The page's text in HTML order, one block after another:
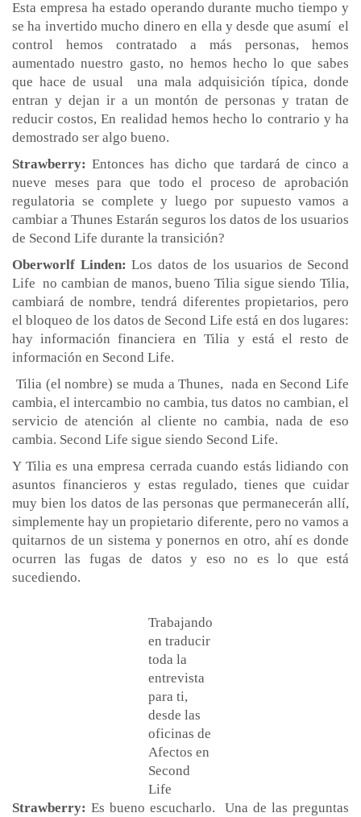
Esta empresa ha estado operando durante mucho tiempo y
se ha invertido mucho dinero en ella y desde que asumí el
control hemos contratado a más personas, hemos
aumentado nuestro gasto, no hemos hecho lo que sabes
que hace de usual una mala adquisición típica, donde
entran y dejan ir a un montón de personas y tratan de
reducir costos, En realidad hemos hecho lo contrario y ha
demostrado ser algo bueno.
Strawberry: Entonces has dicho que tardará de cinco a
nueve meses para que todo el proceso de aprobación
regulatoria se complete y luego por supuesto vamos a
cambiar a Thunes Estarán seguros los datos de los usuarios
de Second Life durante la transición?
Oberworlf Linden: Los datos de los usuarios de Second
Life no cambian de manos, bueno Tilia sigue siendo Tilia,
cambiará de nombre, tendrá diferentes propietarios, pero
el bloqueo de los datos de Second Life está en dos lugares:
hay información financiera en Tilia y está el resto de
información en Second Life.
Tilia (el nombre) se muda a Thunes, nada en Second Life
cambia, el intercambio no cambia, tus datos no cambian, el
servicio de atención al cliente no cambia, nada de eso
cambia. Second Life sigue siendo Second Life.
Y Tilia es una empresa cerrada cuando estás lidiando con
asuntos financieros y estas regulado, tienes que cuidar
muy bien los datos de las personas que permanecerán allí,
simplemente hay un propietario diferente, pero no vamos a
quitarnos de un sistema y ponernos en otro, ahí es donde
ocurren las fugas de datos y eso no es lo que está
sucediendo.
Trabajando
en traducir
toda la
entrevista
para ti,
desde las
oficinas de
Afectos en
Second
Life
Strawberry: Es bueno escucharlo. Una de las preguntas